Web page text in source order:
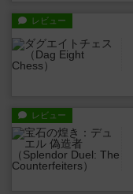
レビュー
レビュー